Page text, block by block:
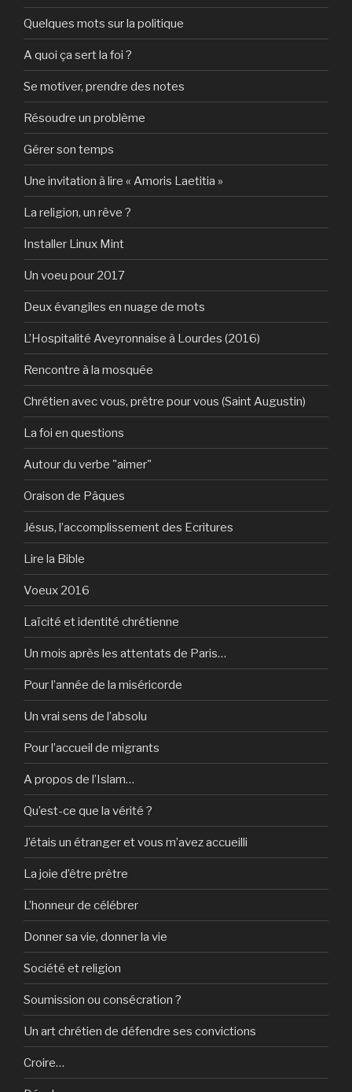
Quelques mots sur la politique
A quoi ça sert la foi ?
Se motiver, prendre des notes
Résoudre un problème
Gérer son temps
Une invitation à lire « Amoris Laetitia »
La religion, un rêve ?
Installer Linux Mint
Un voeu pour 2017
Deux évangiles en nuage de mots
L’Hospitalité Aveyronnaise à Lourdes (2016)
Rencontre à la mosquée
Chrétien avec vous, prêtre pour vous (Saint Augustin)
La foi en questions
Autour du verbe "aimer"
Oraison de Pâques
Jésus, l’accomplissement des Ecritures
Lire la Bible
Voeux 2016
Laïcité et identité chrétienne
Un mois après les attentats de Paris…
Pour l’année de la miséricorde
Un vrai sens de l’absolu
Pour l’accueil de migrants
A propos de l’Islam…
Qu’est-ce que la vérité ?
J’étais un étranger et vous m’avez accueilli
La joie d’être prêtre
L’honneur de célébrer
Donner sa vie, donner la vie
Société et religion
Soumission ou consécration ?
Un art chrétien de défendre ses convictions
Croire…